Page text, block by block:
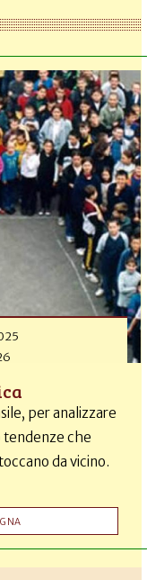
per analizzare
tendenze che
da vicino.